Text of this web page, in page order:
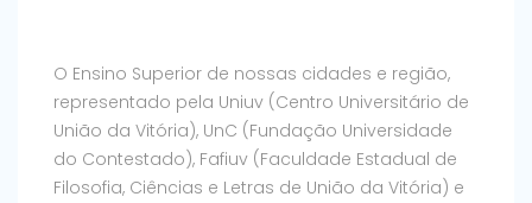
O Ensino Superior de nossas cidades e região,
representado pela Uniuv (Centro Universitário de
União da Vitória), UnC (Fundação Universidade
do Contestado), Fafiuv (Faculdade Estadual de
Filosofia, Ciências e Letras de União da Vitória) e